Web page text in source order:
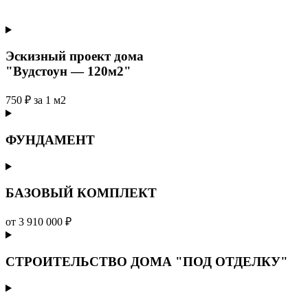
Эскизный проект дома
"Вудстоун — 120м2"
750 ₽ за 1 м2
ФУНДАМЕНТ
БАЗОВЫЙ КОМПЛЕКТ
от 3 910 000 ₽
СТРОИТЕЛЬСТВО ДОМА "ПОД ОТДЕЛКУ"